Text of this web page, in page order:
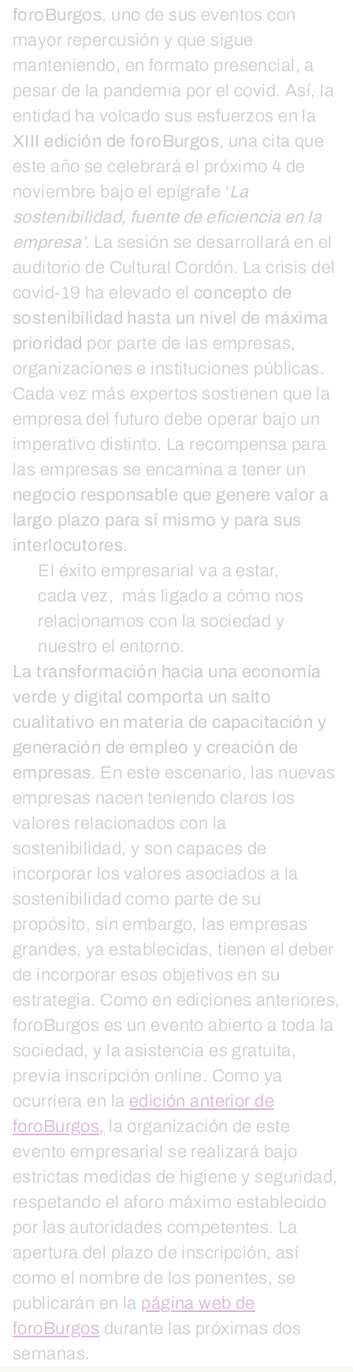
foroBurgos, uno de sus eventos con
mayor repercusión y que sigue
manteniendo, en formato presencial, a
pesar de la pandemia por el covid. Así, la
entidad ha volcado sus esfuerzos en la
XIII edición de foroBurgos, una cita que
este año se celebrará el próximo 4 de
noviembre bajo el epígrafe ‘La
sostenibilidad, fuente de eficiencia en la
empresa’. La sesión se desarrollará en el
auditorio de Cultural Cordón. La crisis del
covid-19 ha elevado el concepto de
sostenibilidad hasta un nivel de máxima
prioridad por parte de las empresas,
organizaciones e instituciones públicas.
Cada vez más expertos sostienen que la
empresa del futuro debe operar bajo un
imperativo distinto. La recompensa para
las empresas se encamina a tener un
negocio responsable que genere valor a
largo plazo para sí mismo y para sus
interlocutores.
El éxito empresarial va a estar,
cada vez, más ligado a cómo nos
relacionamos con la sociedad y
nuestro el entorno.
La transformación hacia una economía
verde y digital comporta un salto
cualitativo en materia de capacitación y
generación de empleo y creación de
empresas. En este escenario, las nuevas
empresas nacen teniendo claros los
valores relacionados con la
sostenibilidad, y son capaces de
incorporar los valores asociados a la
sostenibilidad como parte de su
propósito, sin embargo, las empresas
grandes, ya establecidas, tienen el deber
de incorporar esos objetivos en su
estrategia. Como en ediciones anteriores,
foroBurgos es un evento abierto a toda la
sociedad, y la asistencia es gratuita,
previa inscripción online. Como ya
ocurriera en la edición anterior de
foroBurgos,
la organización de este
evento empresarial se realizará bajo
estrictas medidas de higiene y seguridad,
respetando el aforo máximo establecido
por las autoridades competentes. La
apertura del plazo de inscripción, así
como el nombre de los ponentes, se
publicarán en la página web de
foroBurgos durante las próximas dos
semanas.